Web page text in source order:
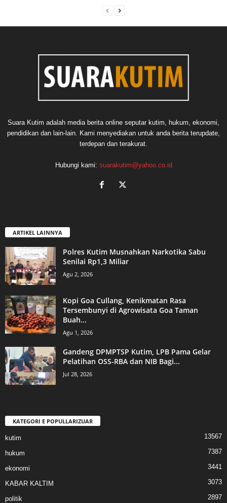
Suara Kutim adalah media berita online seputar kutim, hukum, ekonomi,
pendidikan dan lain-lain. Kami menyediakan untuk anda berita terupdate,
terdepan dan terakurat.
Hubungi kami: suarakutim@yahoo.co.id
ARTIKEL LAINNYA
Polres Kutim Musnahkan Narkotika Sabu
Senilai Rp1,3 Miliar
Agu 2, 2026
Kopi Goa Cullang, Kenikmatan Rasa
Tersembunyi di Agrowisata Goa Taman
Buah...
Agu 1, 2026
Gandeng DPMPTSP Kutim, LPB Pama Gelar
Pelatihan OSS-RBA dan NIB Bagi...
Jul 28, 2026
KATEGORI E POPULLARIZUAR
kutim 13567
hukum 7387
ekonomi 3441
KABAR KALTIM 3073
politik 2897